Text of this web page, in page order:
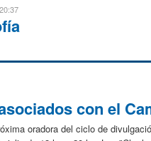
con el
oradora del ciclo de